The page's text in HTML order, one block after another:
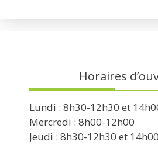
Horaires
Lundi : 8h30-12h30 et
Mercredi : 8h00-12h00
Jeudi : 8h30-12h30 et